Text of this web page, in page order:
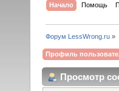
Начало Помощь
Форум LessWrong.ru »
Профиль
Просмотр